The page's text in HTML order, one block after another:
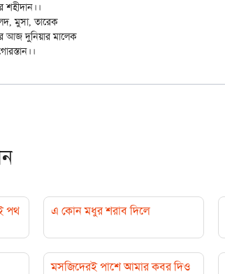
শহীদান।।
মুসা, তারেক
পথ এ কোন মধুর শরাব দিলে
মসজিদেরই পাশে আমার কবর দিও